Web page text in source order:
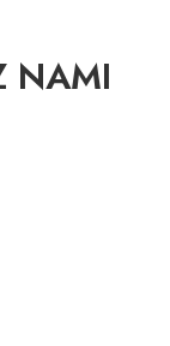
NAMI